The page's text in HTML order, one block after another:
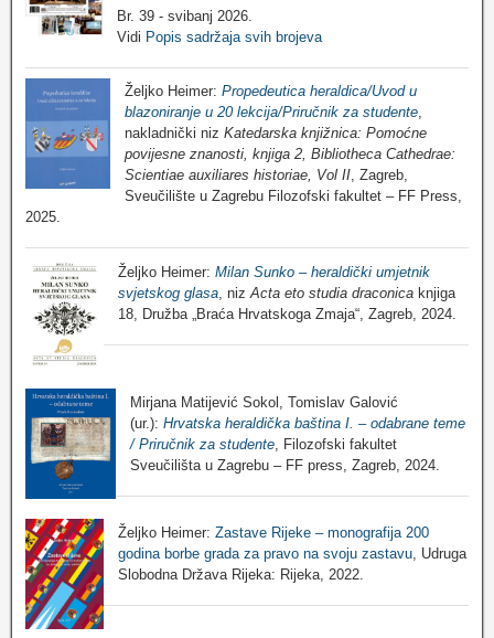
Br. 39 - svibanj 2026.
Vidi Popis sadržaja svih brojeva
Željko Heimer: Propedeutica heraldica/Uvod u
blazoniranje u 20 lekcija/Priručnik za studente,
nakladnički niz Katedarska knjižnica: Pomoćne
povijesne znanosti, knjiga 2, Bibliotheca Cathedrae:
Scientiae auxiliares historiae, Vol II, Zagreb,
Sveučilište u Zagrebu Filozofski fakultet – FF Press,
2025.
Željko Heimer: Milan Sunko – heraldički umjetnik
svjetskog glasa , niz Acta eto studia draconica knjiga
18, Družba „Braća Hrvatskoga Zmaja“, Zagreb, 2024.
Mirjana Matijević Sokol, Tomislav Galović
(ur.): Hrvatska heraldička baština I. – odabrane teme
/ Priručnik za studente, Filozofski fakultet
Sveučilišta u Zagrebu – FF press, Zagreb, 2024.
Željko Heimer: Zastave Rijeke – monografija 200
godina borbe grada za pravo na svoju zastavu, Udruga
Slobodna Država Rijeka: Rijeka, 2022.